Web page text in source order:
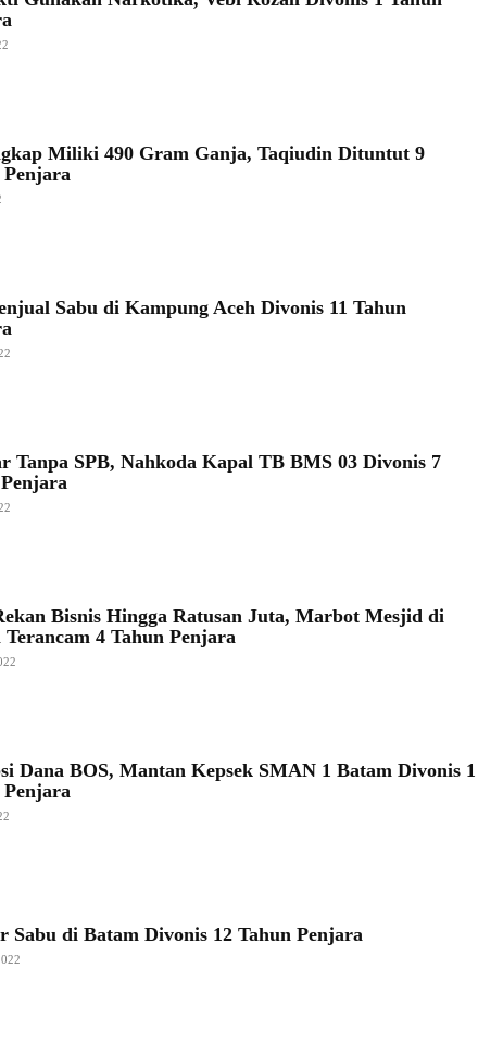
Miliki 490 Gram Ganja, Taqiudin Dituntut 9
Penjara
Sabu di Kampung Aceh Divonis 11 Tahun
Tanpa SPB, Nahkoda Kapal TB BMS 03 Divonis 7
Bisnis Hingga Ratusan Juta, Marbot Mesjid di
Terancam 4 Tahun Penjara
Dana BOS, Mantan Kepsek SMAN 1 Batam Divonis 1
Sabu di Batam Divonis 12 Tahun Penjara